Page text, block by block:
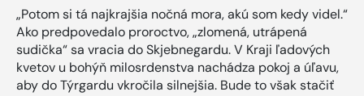
„Potom si tá najkrajšia nočná mora, akú som kedy videl.“
Ako predpovedalo proroctvo, „zlomená, utrápená
sudička“ sa vracia do Skjebnegardu. V Kraji ľadových
kvetov u bohýň milosrdenstva nachádza pokoj a úľavu,
aby do Týrgardu vkročila silnejšia. Bude to však stačiť